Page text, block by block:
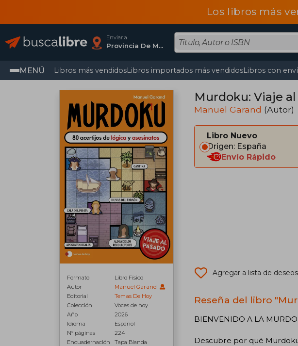
Los libros más
Enviar a
Provincia De Madrid
MENÚ Libros más vendidosLibros importados más vendidosLibros con
Formato
Libro Físico
Autor
Manuel Garand
Editorial
Temas De Hoy
Colección
Voces de hoy
Año
2026
Idioma
Español
N° páginas
224
Encuadernación
Tapa Blanda
Murdoku: Viaje
Manuel Garand (Autor)
Libro Nuevo
Origen: España
Envío Rápido
Agregar a lista de deseos
Reseña del libro
BIENVENIDO A LA
Descubre por qué